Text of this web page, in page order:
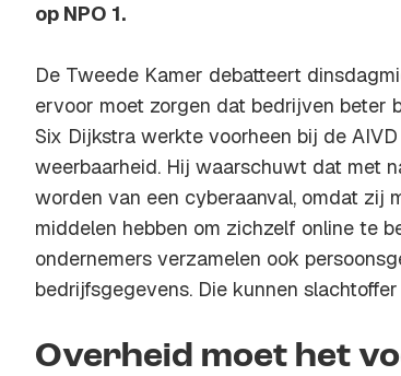
op NPO 1.
De Tweede Kamer debatteert
ervoor moet zorgen dat bedrijven beter
Six Dijkstra werkte voorheen bij de
weerbaarheid. Hij waarschuwt dat met
worden van een cyberaanval, omdat zij
middelen hebben om zichzelf online te
ondernemers verzamelen ook
bedrijfsgegevens. Die kunnen
Overheid moet het